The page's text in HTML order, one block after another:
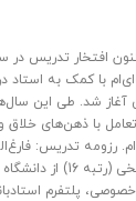
کوتاه: از سال 2007 تاکنون
با کمک به استاد
آغاز شد. طی این
با ذهن‌های
رزومه تدریس:
ارشد زبان‌شناسی تطبیقی-
پلتفرم